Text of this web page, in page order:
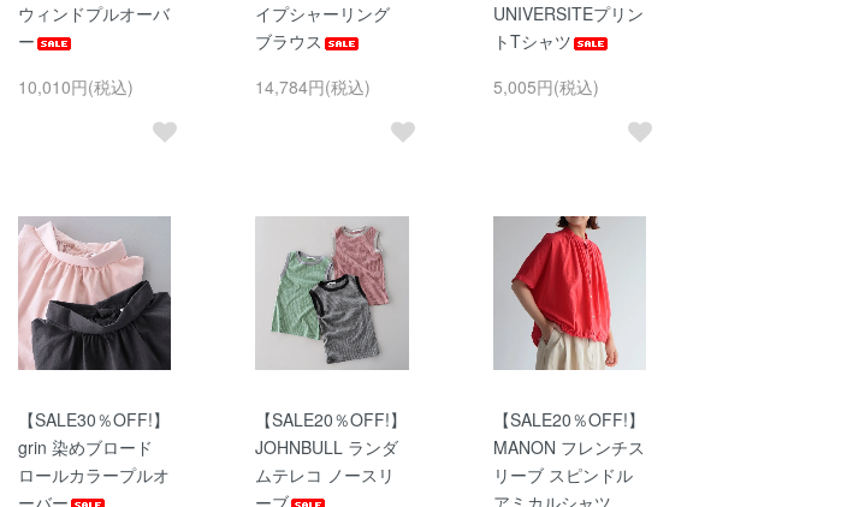
ウィンドプルオーバ
ー
10,010円(税込)
イプシャーリング
ブラウス
14,784円(税込)
UNIVERSITEプリン
トTシャツ
5,005円(税込)
【SALE30％OFF!】
grin 染めブロード
ロールカラープルオ
ーバー
【SALE20％OFF!】
JOHNBULL ランダ
ムテレコ ノースリ
ーブ
【SALE20％OFF!】
MANON フレンチス
リーブ スピンドル
アミカルシャツ